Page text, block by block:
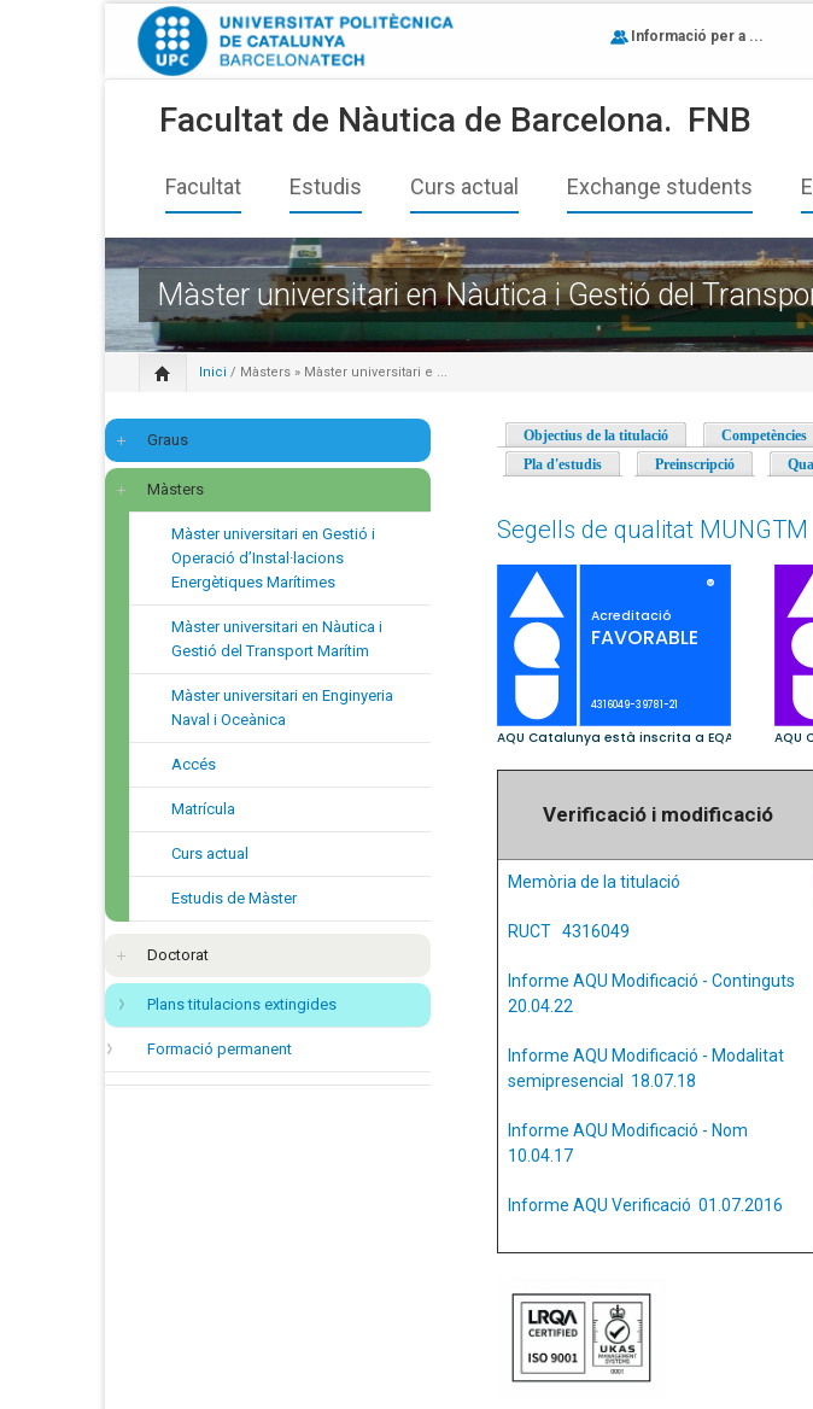
Informació per a ...
Facultat de Nàutica de Barcelona. FNB
Facultat Estudis Curs actual Exchange students
Màster universitari en Nàutica i Gestió del
Inici / Màsters » Màster universitari e ...
Graus
Màsters
Màster universitari en Gestió i
Operació d’Instal·lacions
Energètiques Marítimes
Màster universitari en Nàutica i
Gestió del Transport Marítim
Màster universitari en Enginyeria
Naval i Oceànica
Accés
Matrícula
Curs actual
Estudis de Màster
Doctorat
Plans titulacions extingides
Formació permanent
Objectius de la titulació Competències
Pla d'estudis
Preinscripció
Segells de qualitat MUNGTM
Verificació i modificació
Memòria de la titulació
RUCT 4316049
Informe AQU Modificació - Continguts
20.04.22
Informe AQU Modificació - Modalitat
semipresencial 18.07.18
Informe AQU Modificació - Nom
10.04.17
Informe AQU Verificació 01.07.2016